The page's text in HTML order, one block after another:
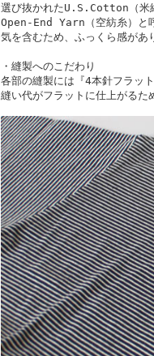
選び抜かれたU.S.Cotton（米
Open-End Yarn（空紡糸）と
気を含むため、ふっくら感があ
・縫製へのこだわり
各部の縫製には『4本針フラッ
縫い代がフラットに仕上がるた